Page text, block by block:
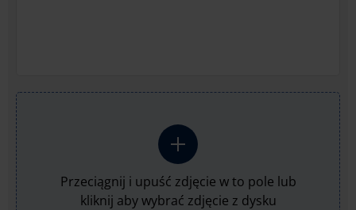
Przeciągnij i upuść zdjęcie w to pole lub
kliknij aby wybrać zdjęcie z dysku